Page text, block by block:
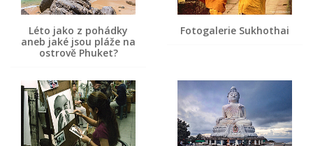
Léto jako z pohádky
aneb jaké jsou pláže na
ostrově Phuket?
Fotogalerie Sukhothai